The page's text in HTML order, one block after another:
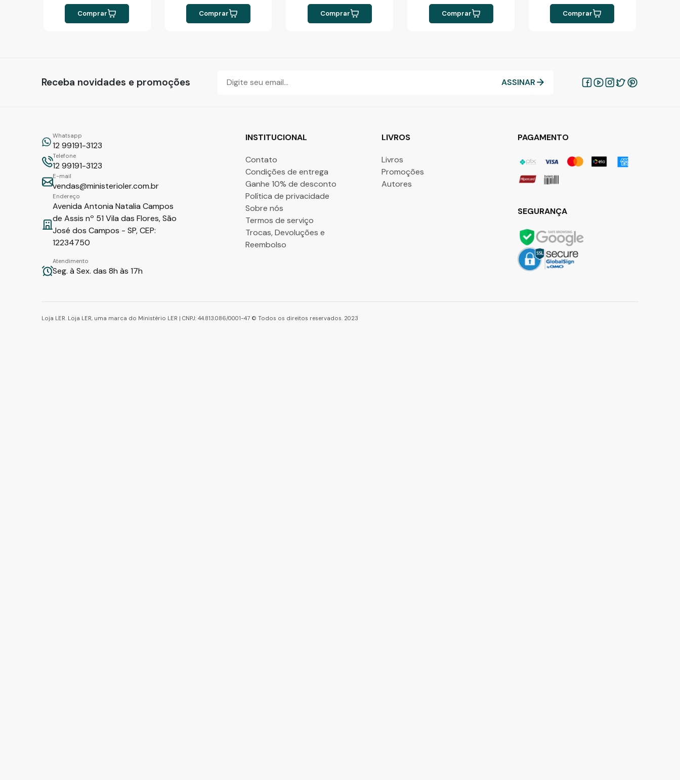
Comprar Comprar Comprar Comprar Comprar
Receba novidades e promoções ASSINAR
Whatsapp
12 99191-3123
Telefone
12 99191-3123
E-mail
vendas@ministerioler.com.br
Endereço
Avenida Antonia Natalia Campos
de Assis nº 51 Vila das Flores, São
José dos Campos - SP, CEP:
12234750
Atendimento
Seg. à Sex. das 8h às 17h
INSTITUCIONAL
Contato
Condições de entrega
Ganhe 10% de desconto
Política de privacidade
Sobre nós
Termos de serviço
Trocas, Devoluções e
Reembolso
LIVROS
Livros
Promoções
Autores
PAGAMENTO
SEGURANÇA
Loja LER. Loja LER, uma marca do Ministério LER | CNPJ: 44.813.086/0001-47 © Todos os direitos reservados. 2023